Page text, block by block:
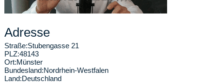
Adresse
Straße:Stubengasse 21
PLZ:48143
Ort:Münster
Bundesland:Nordrhein-Westfalen
Land:Deutschland